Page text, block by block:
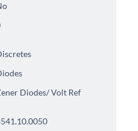
Diodes/ Volt Ref